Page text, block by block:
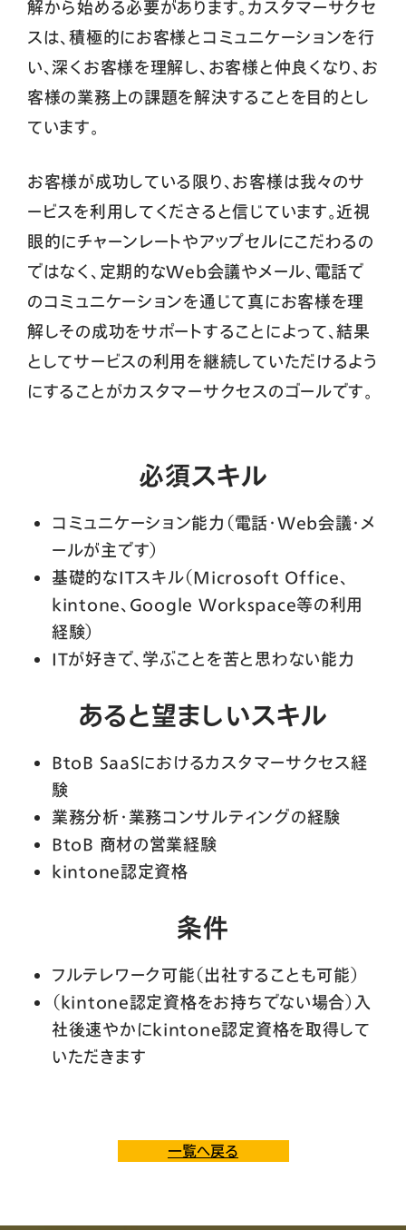
解から始める必要があります。カスタマーサクセ
スは、積極的にお客様とコミュニケーションを行
い、深くお客様を理解し、お客様と仲良くなり、お
客様の業務上の課題を解決することを目的とし
ています。
お客様が成功している限り、お客様は我々のサ
ービスを利用してくださると信じています。近視
眼的にチャーンレートやアップセルにこだわるの
ではなく、定期的なWeb会議やメール、電話で
のコミュニケーションを通じて真にお客様を理
解しその成功をサポートすることによって、結果
としてサービスの利用を継続していただけるよう
にすることがカスタマーサクセスのゴールです。
必須スキル
コミュニケーション能力（電話・Web会議・メ
ールが主です）
基礎的なITスキル（Microsoft Office、
kintone、Google Workspace等の利用
経験）
ITが好きで、学ぶことを苦と思わない能力
あると望ましいスキル
BtoB SaaSにおけるカスタマーサクセス経
験
業務分析・業務コンサルティングの経験
BtoB 商材の営業経験
kintone認定資格
条件
フルテレワーク可能（出社することも可能）
（kintone認定資格をお持ちでない場合）入
社後速やかにkintone認定資格を取得して
いただきます
一覧へ戻る